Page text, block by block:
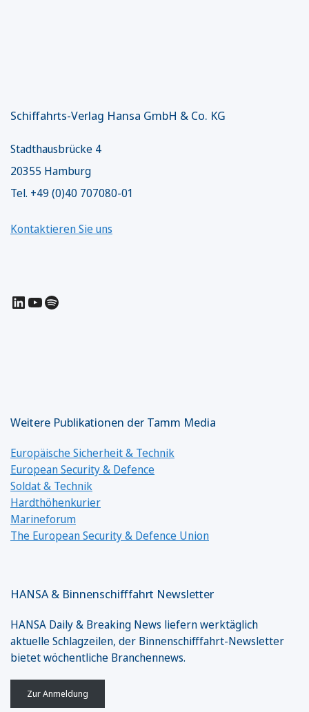
Schiffahrts-Verlag Hansa GmbH & Co. KG
Stadthausbrücke 4
20355 Hamburg
Tel. +49 (0)40 707080-01
Kontaktieren Sie uns
LinkedIn
YouTube
Spotify
Weitere Publikationen der Tamm Media
Europäische Sicherheit & Technik
European Security & Defence
Soldat & Technik
Hardthöhenkurier
Marineforum
The European Security & Defence Union
HANSA & Binnenschifffahrt Newsletter
HANSA Daily & Breaking News liefern werktäglich
aktuelle Schlagzeilen, der Binnenschifffahrt-Newsletter
bietet wöchentliche Branchennews.
Zur Anmeldung